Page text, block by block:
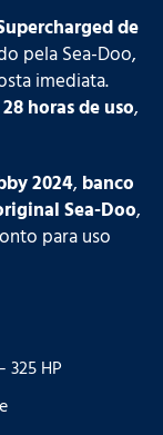
de
pela Sea-Doo,
imediata.
28 horas de uso,
2024,banco
Sea-Doo,
para uso
HP